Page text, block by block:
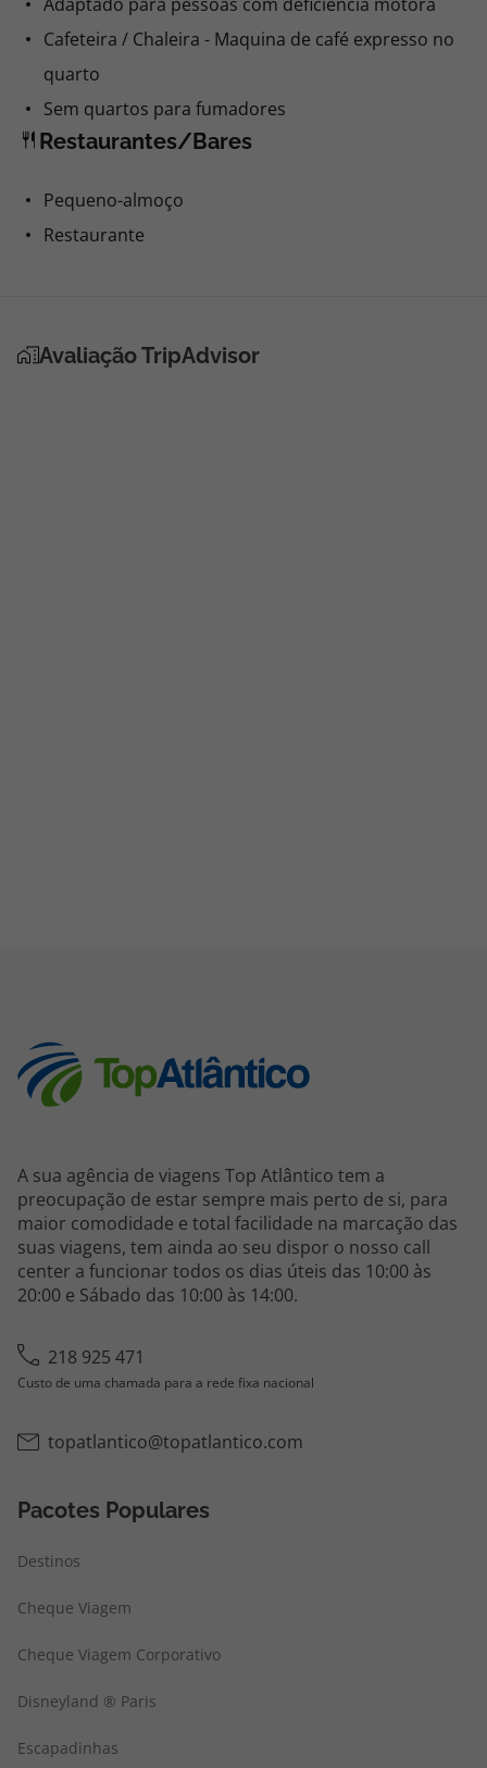
Cafeteira / Chaleira - Maquina de café expresso no
quarto
Sem quartos para fumadores
Restaurantes/Bares
Pequeno-almoço
Restaurante
Avaliação TripAdvisor
A sua agência de viagens Top Atlântico tem a
preocupação de estar sempre mais perto de si, para
maior comodidade e total facilidade na marcação das
suas viagens, tem ainda ao seu dispor o nosso call
center a funcionar todos os dias úteis das 10:00 às
20:00 e Sábado das 10:00 às 14:00.
218 925 471
Custo de uma chamada para a rede fixa nacional
topatlantico@topatlantico.com
Pacotes Populares
Destinos
Cheque Viagem
Cheque Viagem Corporativo
Disneyland ® Paris
Escapadinhas